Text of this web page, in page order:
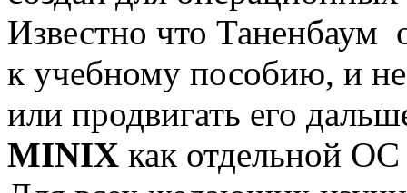
Известно что Таненбаум
к учебному пособию, и не
или продвигать его
MINIX как отдельной ОС